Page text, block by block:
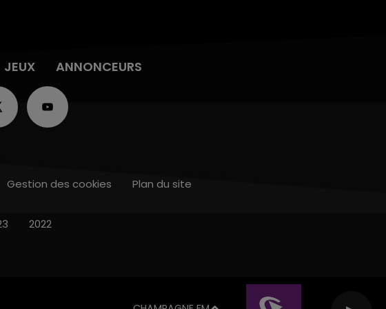
JEUX ANNONCEURS
Gestion des cookies Plan du site
2022